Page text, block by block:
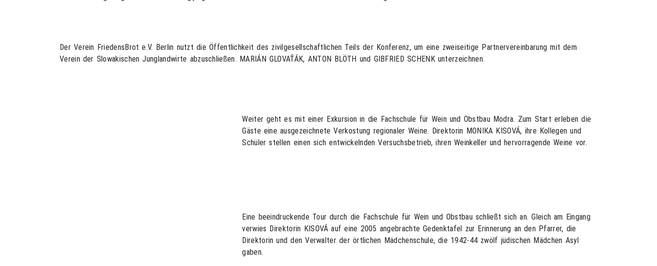
Der Verein FriedensBrot e.V. Berlin nutzt die Öffentlichkeit des zivilgesellschaftlichen Teils der Konferenz, um eine zweiseitige Partnervereinbarung mit dem
Verein der Slowakischen Junglandwirte abzuschließen. MARIÁN GLOVAŤÁK, ANTON BLÖTH und GIBFRIED SCHENK unterzeichnen.
Weiter geht es mit einer Exkursion in die Fachschule für Wein und Obstbau Modra. Zum Start erleben die
Gäste eine ausgezeichnete Verkostung regionaler Weine. Direktorin MONIKA KISOVÁ, ihre Kollegen und
Schüler stellen einen sich entwickelnden Versuchsbetrieb, ihren Weinkeller und hervorragende Weine vor.
Eine beeindruckende Tour durch die Fachschule für Wein und Obstbau schließt sich an. Gleich am Eingang
verwies Direktorin KISOVÁ auf eine 2005 angebrachte Gedenktafel zur Erinnerung an den Pfarrer, die
Direktorin und den Verwalter der örtlichen Mädchenschule, die 1942-44 zwölf jüdischen Mädchen Asyl
gaben.